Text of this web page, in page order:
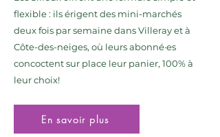
flexible : ils érigent des mini-marchés
deux fois par semaine dans Villeray et à
Côte-des-neiges, où leurs abonné·es
concoctent sur place leur panier, 100% à
leur choix!
En savoir plus